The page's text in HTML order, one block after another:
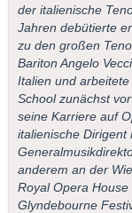
der italienische
Jahren debütierte
zu den großen
Bariton Angelo
Italien und
School zunächst
seine Karriere auf
italienische Dirigent
anderem an der
Royal Opera
Glyndebourne